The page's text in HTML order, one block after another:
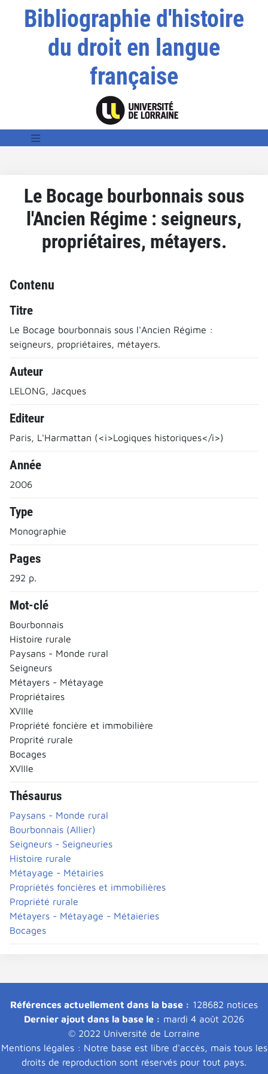
Bibliographie d'histoire
du droit en langue
française
Le Bocage bourbonnais sous
l'Ancien Régime : seigneurs,
propriétaires, métayers.
Contenu
Titre
Le Bocage bourbonnais sous l'Ancien Régime :
seigneurs, propriétaires, métayers.
Auteur
LELONG, Jacques
Editeur
Paris, L'Harmattan (<i>Logiques historiques</i>)
Année
2006
Type
Monographie
Pages
292 p.
Mot-clé
Bourbonnais
Histoire rurale
Paysans - Monde rural
Seigneurs
Métayers - Métayage
Propriétaires
XVIIIe
Propriété foncière et immobilière
Proprité rurale
Bocages
XVIIIe
Thésaurus
Paysans - Monde rural
Bourbonnais (Allier)
Seigneurs - Seigneuries
Histoire rurale
Métayage - Métairies
Propriétés foncières et immobilières
Propriété rurale
Métayers - Métayage - Métaieries
Bocages
Références actuellement dans la base : 128682 notices
Dernier ajout dans la base le : mardi 4 août 2026
© 2022 Université de Lorraine
Mentions légales : Notre base est libre d'accès, mais tous les
droits de reproduction sont réservés pour tout pays.